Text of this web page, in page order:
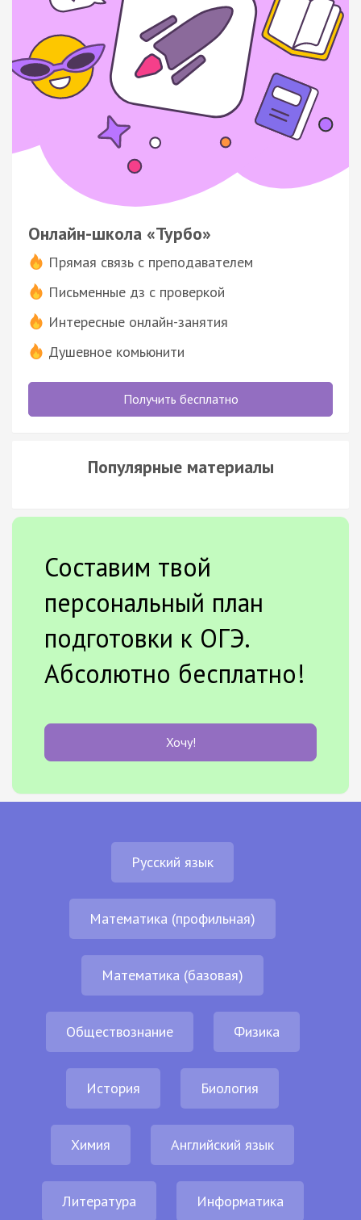
Онлайн-школа «Турбо»
Прямая связь с преподавателем
Письменные дз с проверкой
Интересные онлайн-занятия
Душевное комьюнити
Получить бесплатно
Популярные материалы
Составим твой
персональный план
подготовки к ОГЭ.
Абсолютно бесплатно!
Хочу!
Русский язык
Математика (профильная)
Математика (базовая)
Обществознание Физика
История Биология
Химия Английский язык
Литература Информатика